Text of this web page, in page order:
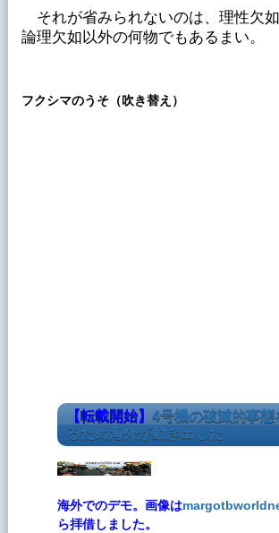
それが省みられないのは、理性欠如
論理欠如以外の何物でもあるまい。
フクシマのうそ（吹き替え）
【転載開始】 4号機の破滅的事態
るため海外が動き出した
海外でのデモ。画像は
ら拝借しました。